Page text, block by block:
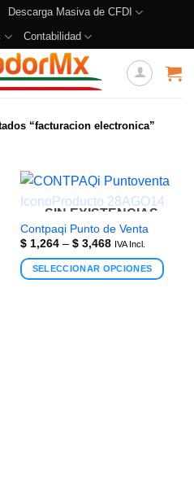
Descarga Masiva de CFDI
Contabilidad
“facturacion electronica”
SIN EXISTENCIAS
Contpaqi Punto de Venta
$1,264 – $3,468 IVA Incl.
SELECCIONAR OPCIONES